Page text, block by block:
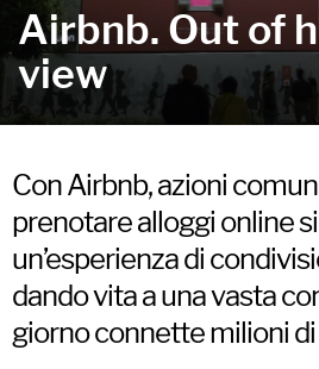
Airbnb. Out of
view
Con Airbnb, azioni
prenotare alloggi online
un’esperienza di
dando vita a una vasta
giorno connette milioni